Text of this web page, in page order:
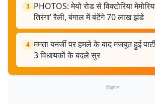
3 PHOTOS: मेयो रोड से विक्टोरिया
तिरंगा’ रैली, बंगाल में बंटेंगे 70 लाख झंडे
4 ममता बनर्जी पर हमले के बाद मजबूत हुई
3 विधायकों के बदले सुर
विज्ञापन